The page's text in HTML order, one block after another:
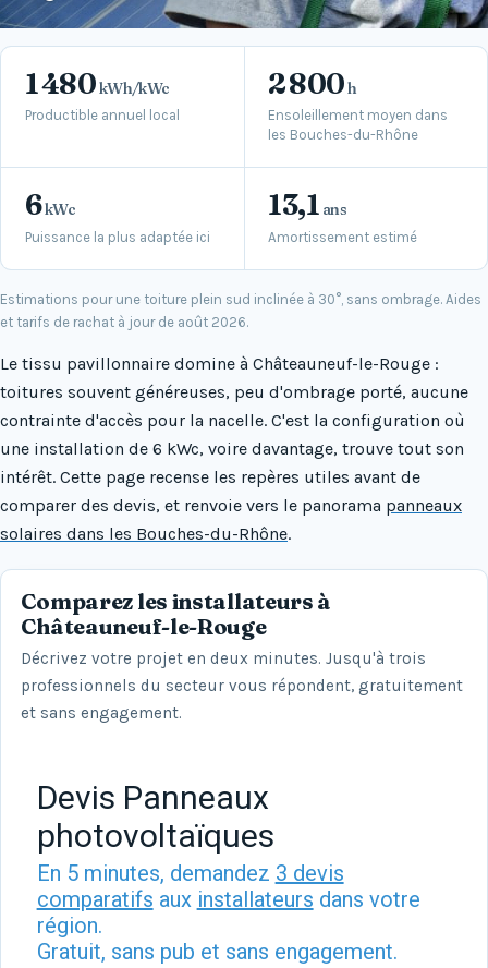
Productible annuel local
1 480kWh/kWc
Ensoleillement moyen dans
les Bouches-du-Rhône
2 800h
Puissance la plus adaptée ici
6kWc
Amortissement estimé
13,1 ans
Estimations pour une toiture plein sud inclinée à 30°, sans ombrage. Aides
et tarifs de rachat à jour de août 2026.
Le tissu pavillonnaire domine à Châteauneuf-le-Rouge :
toitures souvent généreuses, peu d'ombrage porté, aucune
contrainte d'accès pour la nacelle. C'est la configuration où
une installation de 6 kWc, voire davantage, trouve tout son
intérêt. Cette page recense les repères utiles avant de
comparer des devis, et renvoie vers le panorama panneaux
solaires dans les Bouches-du-Rhône.
Comparez les installateurs à
Châteauneuf-le-Rouge
Décrivez votre projet en deux minutes. Jusqu'à trois
professionnels du secteur vous répondent, gratuitement
et sans engagement.
Devis Panneaux
photovoltaïques
En 5 minutes, demandez 3 devis
comparatifs aux installateurs dans votre
région.
Gratuit, sans pub et sans engagement.